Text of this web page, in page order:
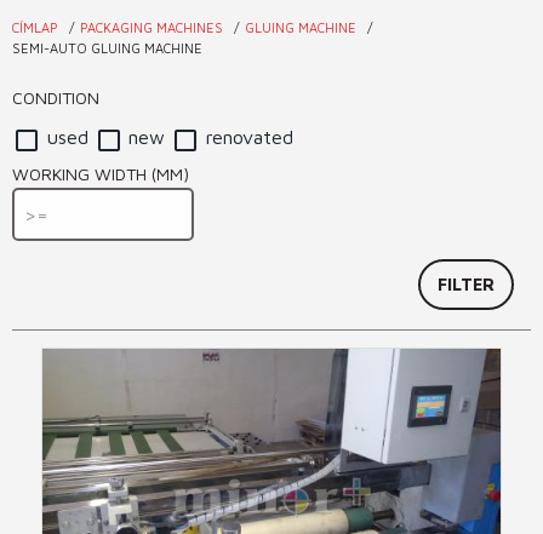
You
here
CÍMLAP PACKAGING MACHINES
GLUING MACHINE
SEMI-AUTO GLUING MACHINE
CONDITION
used new renovated
WORKING WIDTH (MM)